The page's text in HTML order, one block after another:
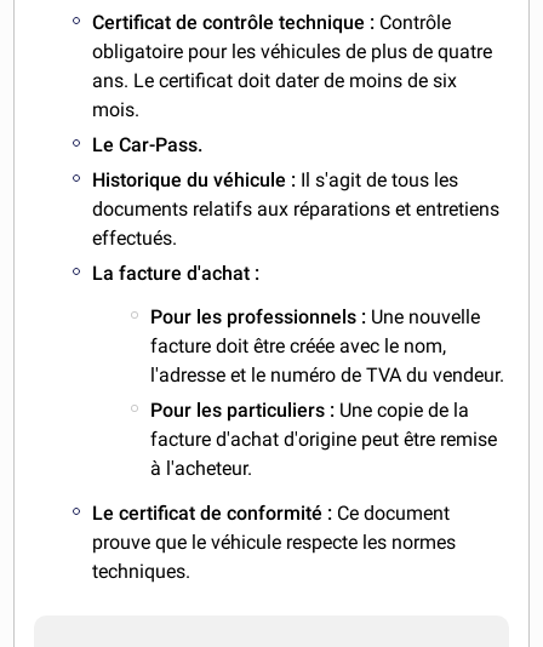
Certificat de contrôle technique : Contrôle
obligatoire pour les véhicules de plus de quatre
ans. Le certificat doit dater de moins de six
mois.
Le Car-Pass.
Historique du véhicule : Il s'agit de tous les
documents relatifs aux réparations et entretiens
effectués.
La facture d'achat :
Pour les professionnels : Une nouvelle
facture doit être créée avec le nom,
l'adresse et le numéro de TVA du vendeur.
Pour les particuliers : Une copie de la
facture d'achat d'origine peut être remise
à l'acheteur.
Le certificat de conformité : Ce document
prouve que le véhicule respecte les normes
techniques.